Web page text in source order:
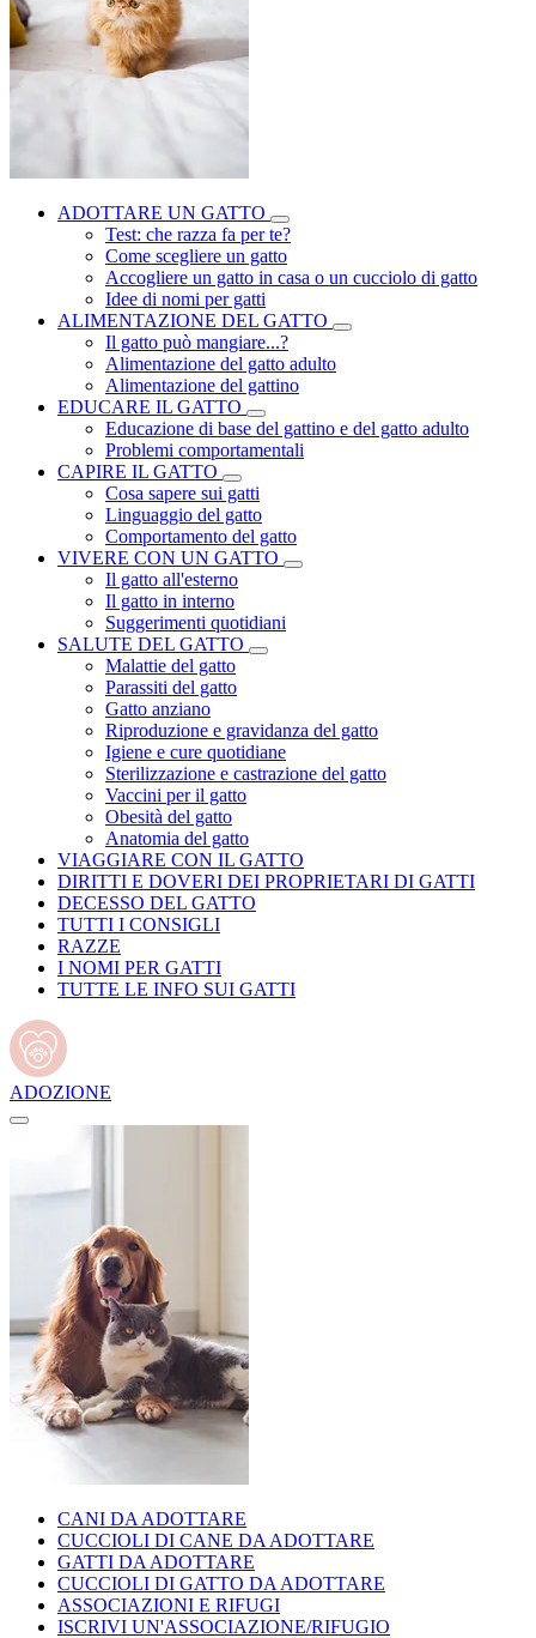
ADOTTARE UN GATTO
Test: che razza fa per te?
Come scegliere un gatto
Accogliere un gatto in casa o un cucciolo di gatto
Idee di nomi per gatti
ALIMENTAZIONE DEL GATTO
Il gatto può mangiare...?
Alimentazione del gatto adulto
Alimentazione del gattino
EDUCARE IL GATTO
Educazione di base del gattino e del gatto adulto
Problemi comportamentali
CAPIRE IL GATTO
Cosa sapere sui gatti
Linguaggio del gatto
Comportamento del gatto
VIVERE CON UN GATTO
Il gatto all'esterno
Il gatto in interno
Suggerimenti quotidiani
SALUTE DEL GATTO
Malattie del gatto
Parassiti del gatto
Gatto anziano
Riproduzione e gravidanza del gatto
Igiene e cure quotidiane
Sterilizzazione e castrazione del gatto
Vaccini per il gatto
Obesità del gatto
Anatomia del gatto
VIAGGIARE CON IL GATTO
DIRITTI E DOVERI DEI PROPRIETARI DI GATTI
DECESSO DEL GATTO
TUTTI I CONSIGLI
RAZZE
I NOMI PER GATTI
TUTTE LE INFO SUI GATTI
ADOZIONE
CANI DA ADOTTARE
CUCCIOLI DI CANE DA ADOTTARE
GATTI DA ADOTTARE
CUCCIOLI DI GATTO DA ADOTTARE
ASSOCIAZIONI E RIFUGI
ISCRIVI UN'ASSOCIAZIONE/RIFUGIO